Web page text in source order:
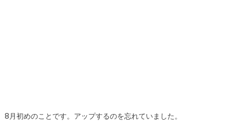
8月初めのことです。アップするのを忘れていました。